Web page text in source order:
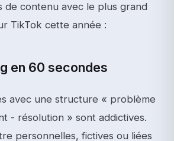
de contenu avec le plus grand
TikTok cette année :
en 60 secondes
avec une structure « problème
- résolution » sont addictives.
personnelles, fictives ou liées